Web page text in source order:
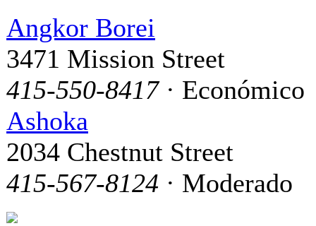
Angkor Borei
3471 Mission Street
415-550-8417· Económico
Ashoka
2034 Chestnut Street
415-567-8124 · Moderado